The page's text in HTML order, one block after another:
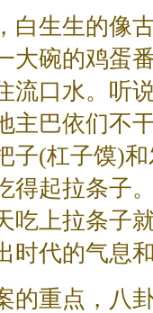
白生生的像
大碗的鸡蛋
流口水。听
主巴依们不
子(杠子馍)
得起拉条子
吃上拉条子
时代的气息
的重点，八